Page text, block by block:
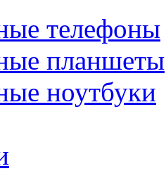
телефоны
планшеты
ноутбуки